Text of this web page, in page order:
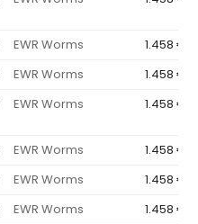
EWR Worms
1.458 €
EWR Worms
1.458 €
EWR Worms 1.458 €
EWR Worms
1.458 €
EWR Worms
1.458 €
EWR Worms
1.458 €